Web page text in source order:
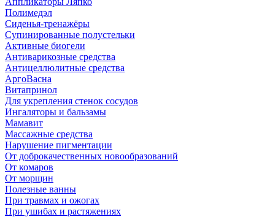
Полимедэл
Сиденья-тренажёры
Супинированные полустельки
Активные биогели
Антиварикозные средства
Антицеллюлитные средства
АргоВасна
Витапринол
Для укрепления стенок сосудов
Ингаляторы и бальзамы
Мамавит
Массажные средства
Нарушение пигментации
От доброкачественных новообразований
От комаров
От морщин
Полезные ванны
При травмах и ожогах
При ушибах и растяжениях